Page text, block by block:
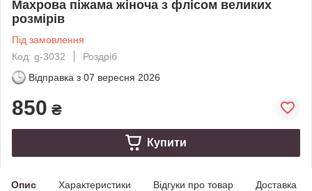
Махрова піжама жіноча з флісом великих
розмірів
Під замовлення
Код: g-3032
Роздріб
Відправка з 07 вересня 2026
850 ₴
Купити
Опис Характеристики Відгуки про товар Доставка